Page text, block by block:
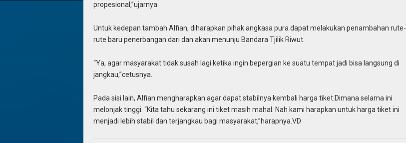
propesional,”ujarnya.
Untuk kedepan tambah Alfian, diharapkan pihak angkasa pura dapat melakukan penambahan rute-
rute baru penerbangan dari dan akan menunju Bandara Tjilik Riwut.
“Ya, agar masyarakat tidak susah lagi ketika ingin bepergian ke suatu tempat jadi bisa langsung di
jangkau,”cetusnya.
Pada sisi lain, Alfian mengharapkan agar dapat stabilnya kembali harga tiket.Dimana selama ini
melonjak tinggi. “Kita tahu sekarang ini tiket masih mahal. Nah kami harapkan untuk harga tiket ini
menjadi lebih stabil dan terjangkau bagi masyarakat,”harapnya.VD